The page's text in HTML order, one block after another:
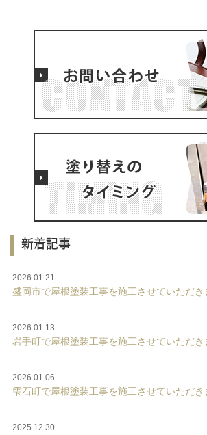
新着記事
2026.01.21
盛岡市で屋根塗装工事を施工させていただき
2026.01.13
岩手町で屋根塗装工事を施工させていただき
2026.01.06
雫石町で屋根塗装工事を施工させていただき
2025.12.30